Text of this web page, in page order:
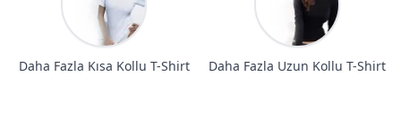
Daha Fazla Kısa Kollu T-Shirt Daha Fazla Uzun Kollu T-Shirt